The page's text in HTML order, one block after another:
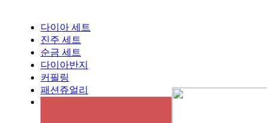
다이아 세트
진주 세트
순금 세트
다이아반지
커필링
패션쥬얼리